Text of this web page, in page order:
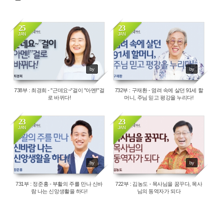
25
JAN
by
1909
738부 : 최경희 - "근데요~"걸이 "아멘!"걸
로 바뀌다!
23
JAN
by
2126
732부 : 구재환 - 염려 속에 살던 91세 할
머니, 주님 믿고 평강을 누리다!
23
JAN
by
2184
731부 : 정준홍 - 부활의 주를 만나 신바
람 나는 신앙생활을 하다!
23
JAN
by
2079
722부 : 김농도 - 목사님을 꿈꾸다, 목사
님의 동역자가 되다